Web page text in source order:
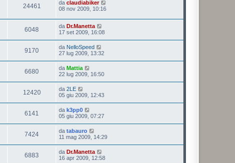
24461 da claudiabiker
08 nov 2009, 10:16
6048 da Dr.Manetta
17 set 2009, 16:08
9170 da NelloSpeed
27 lug 2009, 13:32
6680 da Mattia
22 lug 2009, 16:50
12420 da 2LE
05 giu 2009, 12:43
6141 da k3pp0
05 giu 2009, 07:27
7424 da tabauro
11 mag 2009, 14:29
6883 da Dr.Manetta
16 apr 2009, 12:58